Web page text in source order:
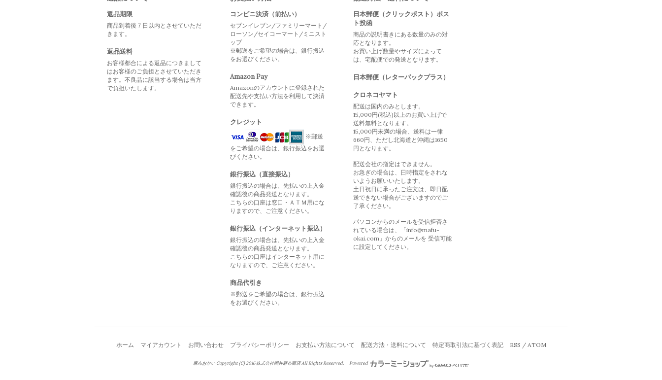
返品期限
商品到着後７日以内とさせていただ
きます。
返品送料
お客様都合による返品につきまして
はお客様のご負担とさせていただき
ます。不良品に該当する場合は当方
で負担いたします。
コンビニ決済（前払い）
セブンイレブン/ファミリーマート/
ローソン/セイコーマート/ミニスト
ップ
※郵送をご希望の場合は、銀行振込
をお選びください。
Amazon Pay
Amazonのアカウントに登録された
配送先や支払い方法を利用して決済
できます。
クレジット
※郵送
をご希望の場合は、銀行振込をお選
びください。
銀行振込（直接振込）
銀行振込の場合は、先払いの上入金
確認後の商品発送となります。
こちらの口座は窓口・ＡＴＭ用にな
りますので、ご注意ください。
銀行振込（インターネット振込）
銀行振込の場合は、先払いの上入金
確認後の商品発送となります。
こちらの口座はインターネット用に
なりますので、ご注意ください。
商品代引き
※郵送をご希望の場合は、銀行振込
をお選びください。
日本郵便（クリックポスト）ポス
ト投函
商品の説明書きにある数量のみの対
応となります。
お買い上げ数量やサイズによって
は、宅配便での発送となります。
日本郵便（レターパックプラス）
クロネコヤマト
配送は国内のみとします。
15,000円(税込)以上のお買い上げで
送料無料となります。
15,000円未満の場合、送料は一律
660円、ただし北海道と沖縄は1650
円となります。
配送会社の指定はできません。
お急ぎの場合は、日時指定をされな
いようお願いいたします。
土日祝日に承ったご注文は、即日配
送できない場合がございますのでご
了承ください。
パソコンからのメールを受信拒否さ
れている場合は、「info@mafu-
okai.com」からのメールを 受信可能
に設定してください。
ホーム マイアカウント お問い合わせ プライバシーポリシー お支払い方法について 配送方法・送料について 特定商取引法に基づく表記 RSS / ATOM
麻布おかい Copyright (C) 2016 株式会社岡井麻布商店 All Rights Reserved. Powered